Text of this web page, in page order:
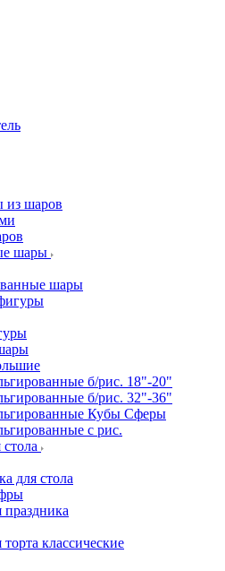
из шаров
шары
шары
б/рис. 18"-20"
б/рис. 32"-36"
Кубы Сферы
с рис.
для стола
классические